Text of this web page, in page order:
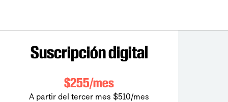
Suscripción digital
$255/mes
A partir del tercer mes $510/mes